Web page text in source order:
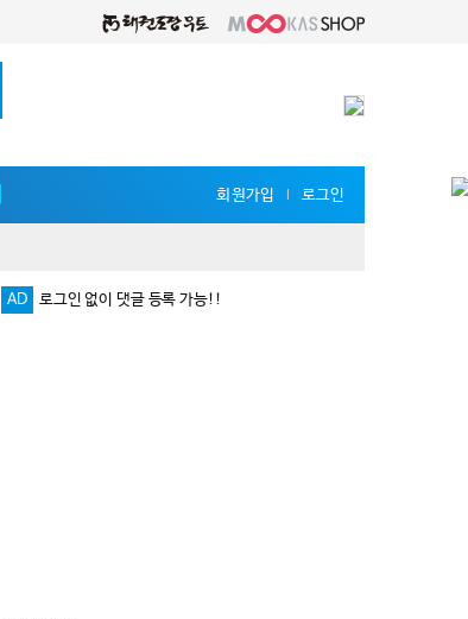
회원가입 l 로그인
AD 로그인 없이 댓글 등록 가능!!